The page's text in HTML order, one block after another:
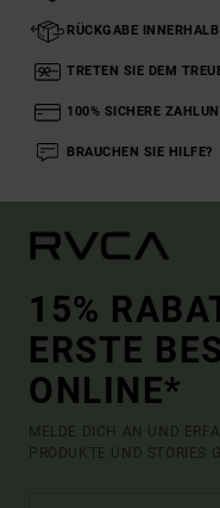
RÜCKGABE
TRETEN SIE DEM
100% SICHERE
BRAUCHEN SIE HILFE?
15%
ERSTE
ONLINE*
MELDE DICH AN UND
PRODUKTE UND STORIES